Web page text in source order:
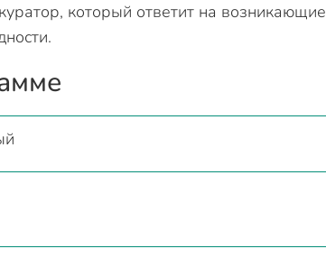
который ответит на возникающие